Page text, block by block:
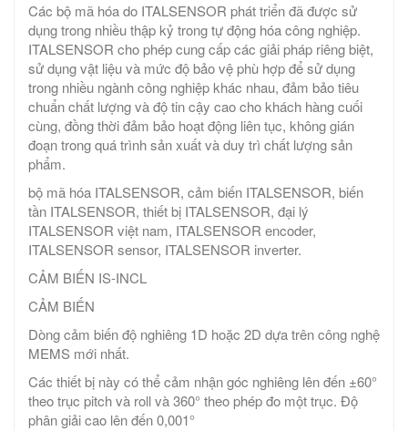
Các bộ mã hóa do ITALSENSOR phát triển đã được sử
dụng trong nhiều thập kỷ trong tự động hóa công nghiệp.
ITALSENSOR cho phép cung cấp các giải pháp riêng biệt,
sử dụng vật liệu và mức độ bảo vệ phù hợp để sử dụng
trong nhiều ngành công nghiệp khác nhau, đảm bảo tiêu
chuẩn chất lượng và độ tin cậy cao cho khách hàng cuối
cùng, đồng thời đảm bảo hoạt động liên tục, không gián
đoạn trong quá trình sản xuất và duy trì chất lượng sản
phẩm.
bộ mã hóa ITALSENSOR, cảm biến ITALSENSOR, biến
tần ITALSENSOR, thiết bị ITALSENSOR, đại lý
ITALSENSOR việt nam, ITALSENSOR encoder,
ITALSENSOR sensor, ITALSENSOR inverter.
CẢM BIẾN IS-INCL
CẢM BIẾN
Dòng cảm biến độ nghiêng 1D hoặc 2D dựa trên công nghệ
MEMS mới nhất.
Các thiết bị này có thể cảm nhận góc nghiêng lên đến ±60°
theo trục pitch và roll và 360° theo phép đo một trục. Độ
phân giải cao lên đến 0,001°